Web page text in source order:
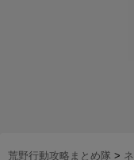
荒野行動攻略まとめ隊 >